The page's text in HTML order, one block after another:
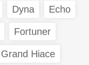
Dyna Echo
Fortuner
Grand Hiace